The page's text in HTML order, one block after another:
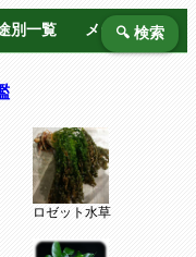
別一覧 メーカー別
🔍 検索
ロゼット水草